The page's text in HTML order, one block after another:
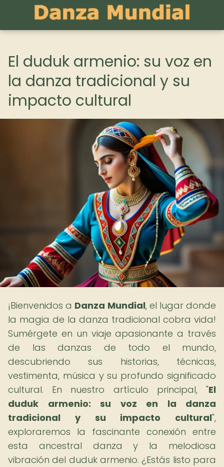
El duduk armenio: su voz en
la danza tradicional y su
impacto cultural
¡Bienvenidos a Danza Mundial, el lugar donde
la magia de la danza tradicional cobra vida!
Sumérgete en un viaje apasionante a través
de las danzas de todo el mundo,
descubriendo sus historias, técnicas,
vestimenta, música y su profundo significado
cultural. En nuestro artículo principal, "El
duduk armenio: su voz en la danza
tradicional y su impacto cultural",
exploraremos la fascinante conexión entre
esta ancestral danza y la melodiosa
vibración del duduk armenio. ¿Estás listo para